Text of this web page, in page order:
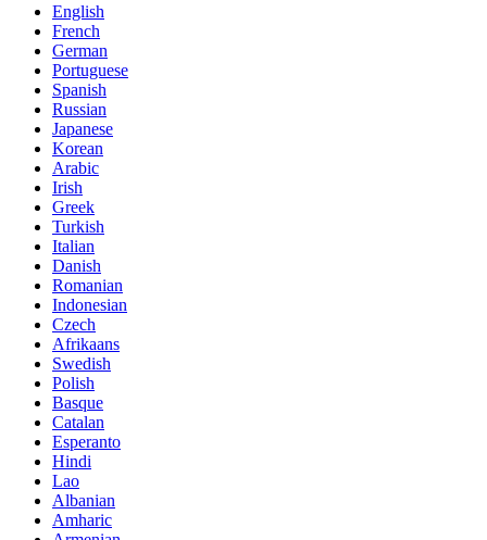
English
French
German
Portuguese
Spanish
Russian
Japanese
Korean
Arabic
Irish
Greek
Turkish
Italian
Danish
Romanian
Indonesian
Czech
Afrikaans
Swedish
Polish
Basque
Catalan
Esperanto
Hindi
Lao
Albanian
Amharic